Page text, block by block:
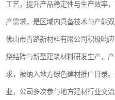
工艺，提升产品稳定性与生产效率
产需求，是区域内具备技术与产能
佛山市青路新材料有限公司积极响
烧结砖与新型建筑材料研发生产，
求，被纳入地方绿色建材推广目录
业，公司多次参与地方建材行业交